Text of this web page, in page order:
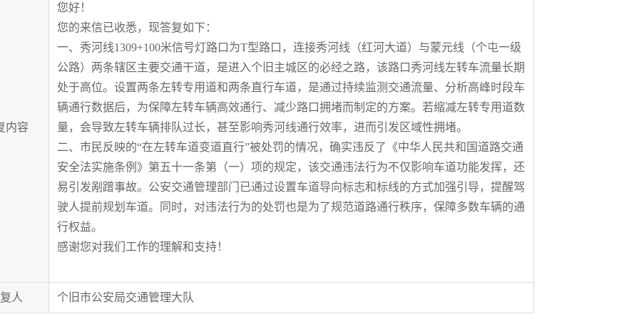
内容
您好！
您的来信已收悉，现答复如下：
一、秀河线1309+100米信号灯路口为T型路口，连接秀河线（红河大道）与蒙元线（个屯一级
公路）两条辖区主要交通干道，是进入个旧主城区的必经之路，该路口秀河线左转车流量长期
处于高位。设置两条左转专用道和两条直行车道，是通过持续监测交通流量、分析高峰时段车
辆通行数据后，为保障左转车辆高效通行、减少路口拥堵而制定的方案。若缩减左转专用道数
量，会导致左转车辆排队过长，甚至影响秀河线通行效率，进而引发区域性拥堵。
二、市民反映的“在左转车道变道直行”被处罚的情况，确实违反了《中华人民共和国道路交通
安全法实施条例》第五十一条第（一）项的规定，该交通违法行为不仅影响车道功能发挥，还
易引发剐蹭事故。公安交通管理部门已通过设置车道导向标志和标线的方式加强引导，提醒驾
驶人提前规划车道。同时，对违法行为的处罚也是为了规范道路通行秩序，保障多数车辆的通
行权益。
感谢您对我们工作的理解和支持！
人 个旧市公安局交通管理大队